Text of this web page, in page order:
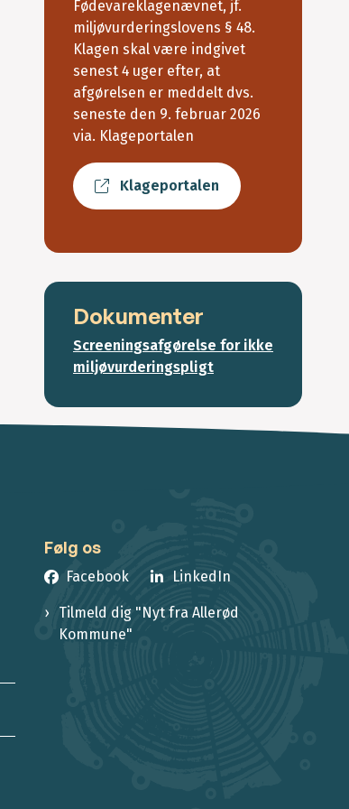
Fødevareklagenævnet, jf.
miljøvurderingslovens § 48.
Klagen skal være indgivet
senest 4 uger efter, at
afgørelsen er meddelt dvs.
seneste den 9. februar 2026
via. Klageportalen
Klageportalen
Dokumenter
Screeningsafgørelse for ikke
miljøvurderingspligt
Følg os
Facebook LinkedIn
Tilmeld dig "Nyt fra Allerød
Kommune"